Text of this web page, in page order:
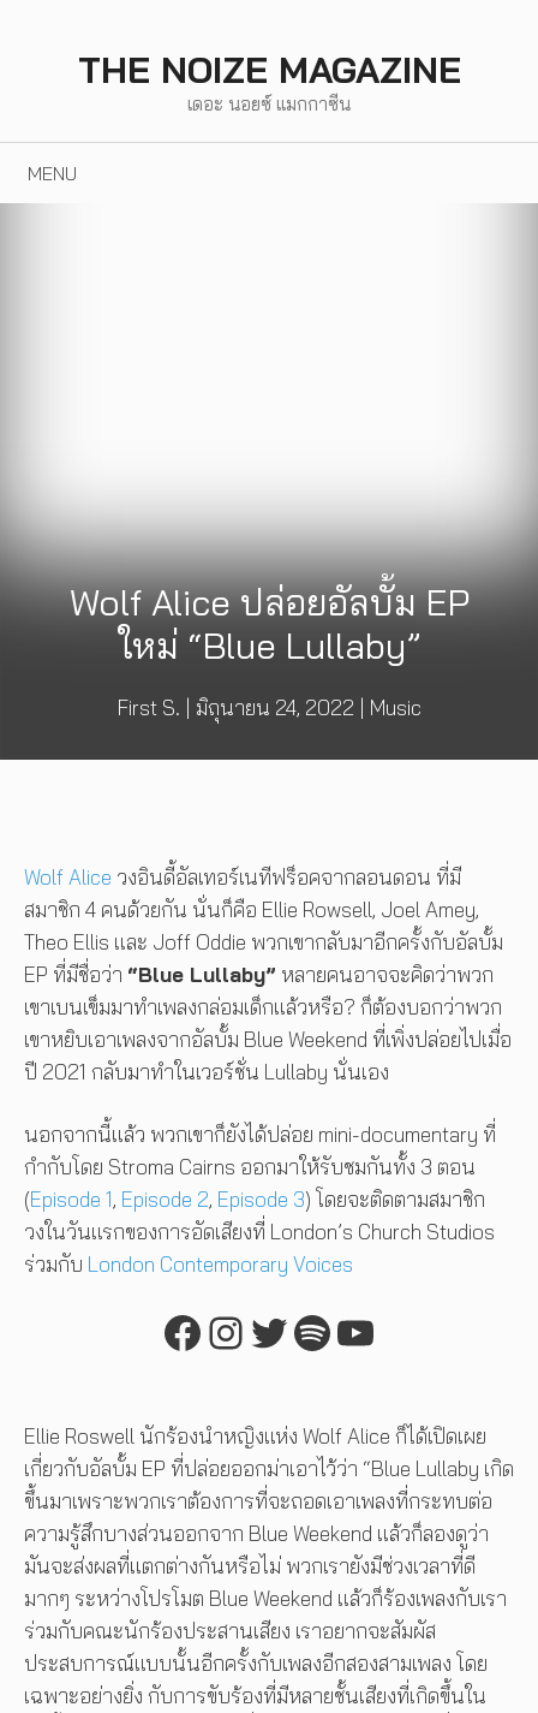
THE NOIZE MAGAZINE
เดอะ นอยซ์ แมกกาซีน
MENU
Wolf Alice ปล่อยอัลบั้ม EP
ใหม่ “Blue Lullaby”
First S. | มิถุนายน 24, 2022 | Music
Wolf Alice วงอินดี้อัลเทอร์เนทีฟร็อคจากลอนดอน ที่มี
สมาชิก 4 คนด้วยกัน นั่นก็คือ Ellie Rowsell, Joel Amey,
Theo Ellis และ Joff Oddie พวกเขากลับมาอีกครั้งกับอัลบั้ม
EP ที่มีชื่อว่า “Blue Lullaby” หลายคนอาจจะคิดว่าพวก
เขาเบนเข็มมาทำเพลงกล่อมเด็กแล้วหรือ? ก็ต้องบอกว่าพวก
เขาหยิบเอาเพลงจากอัลบั้ม Blue Weekend ที่เพิ่งปล่อยไปเมื่อ
ปี 2021 กลับมาทำในเวอร์ชั่น Lullaby นั่นเอง
นอกจากนี้แล้ว พวกเขาก็ยังได้ปล่อย mini-documentary ที่
กำกับโดย Stroma Cairns ออกมาให้รับชมกันทั้ง 3 ตอน
(Episode 1, Episode 2, Episode 3) โดยจะติดตามสมาชิก
วงในวันแรกของการอัดเสียงที่ London’s Church Studios
ร่วมกับ London Contemporary Voices
Facebook
Instagram
Twitter
Spotify
YouTube
Ellie Roswell นักร้องนำหญิงแห่ง Wolf Alice ก็ได้เปิดเผย
เกี่ยวกับอัลบั้ม EP ที่ปล่อยออกม่าเอาไว้ว่า “Blue Lullaby เกิด
ขึ้นมาเพราะพวกเราต้องการที่จะถอดเอาเพลงที่กระทบต่อ
ความรู้สึกบางส่วนออกจาก Blue Weekend แล้วก็ลองดูว่า
มันจะส่งผลที่แตกต่างกันหรือไม่ พวกเรายังมีช่วงเวลาที่ดี
มากๆ ระหว่างโปรโมต Blue Weekend แล้วก็ร้องเพลงกับเรา
ร่วมกับคณะนักร้องประสานเสียง เราอยากจะสัมผัส
ประสบการณ์แบบนั้นอีกครั้งกับเพลงอีกสองสามเพลง โดย
เฉพาะอย่างยิ่ง กับการขับร้องที่มีหลายชั้นเสียงที่เกิดขึ้นใน